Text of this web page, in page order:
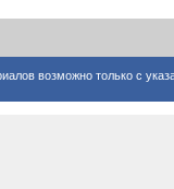
возможно только с